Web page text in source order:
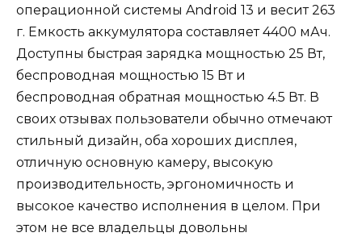
операционной системы Android 13 и весит 263
г. Емкость аккумулятора составляет 4400 мАч.
Доступны быстрая зарядка мощностью 25 Вт,
беспроводная мощностью 15 Вт и
беспроводная обратная мощностью 4.5 Вт. В
своих отзывах пользователи обычно отмечают
стильный дизайн, оба хороших дисплея,
отличную основную камеру, высокую
производительность, эргономичность и
высокое качество исполнения в целом. При
этом не все владельцы довольны